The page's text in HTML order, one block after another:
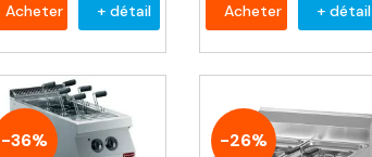
Acheter + détail Acheter + détail
-36% -26%